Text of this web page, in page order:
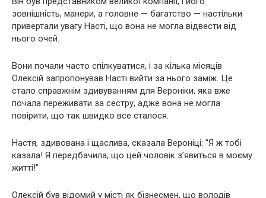
зовнішність, манери, а головне — багатство — настільки
привертали увагу Насті, що вона не могла відвести від
нього очей.
Вони почали часто спілкуватися, і за кілька місяців
Олексій запропонував Насті вийти за нього заміж. Це
стало справжнім здивуванням для Вероніки, яка вже
почала переживати за сестру, адже вона не могла
повірити, що так швидко все сталося.
Настя, здивована і щаслива, сказала Вероніці: “Я ж тобі
казала! Я передбачила, що цей чоловік з’явиться в моєму
житті!”
Олексій був відомий у місті як бізнесмен, що володів